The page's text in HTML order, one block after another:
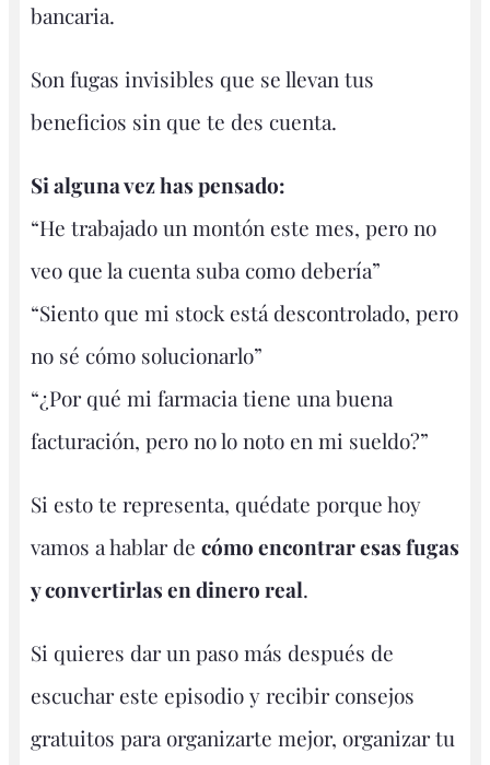
bancaria.
Son fugas invisibles que se llevan tus
beneficios sin que te des cuenta.
Si alguna vez has pensado:
“He trabajado un montón este mes, pero no
veo que la cuenta suba como debería”
“Siento que mi stock está descontrolado, pero
no sé cómo solucionarlo”
“¿Por qué mi farmacia tiene una buena
facturación, pero no lo noto en mi sueldo?”
Si esto te representa, quédate porque hoy
vamos a hablar de cómo encontrar esas fugas
y convertirlas en dinero real.
Si quieres dar un paso más después de
escuchar este episodio y recibir consejos
gratuitos para organizarte mejor, organizar tu